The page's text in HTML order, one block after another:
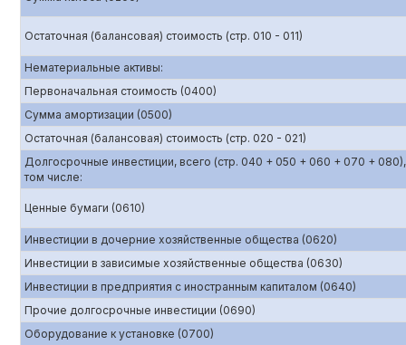
Остаточная (балансовая) стоимость (стр. 010 - 011)
Нематериальные активы:
Первоначальная стоимость (0400)
Сумма амортизации (0500)
Остаточная (балансовая) стоимость (стр. 020 - 021)
Долгосрочные инвестиции, всего (стр. 040 + 050 + 060 + 070 +
том числе:
Ценные бумаги (0610)
Инвестиции в дочерние хозяйственные общества (0620)
Инвестиции в зависимые хозяйственные общества (0630)
Инвестиции в предприятия с иностранным капиталом (0640)
Прочие долгосрочные инвестиции (0690)
Оборудование к установке (0700)